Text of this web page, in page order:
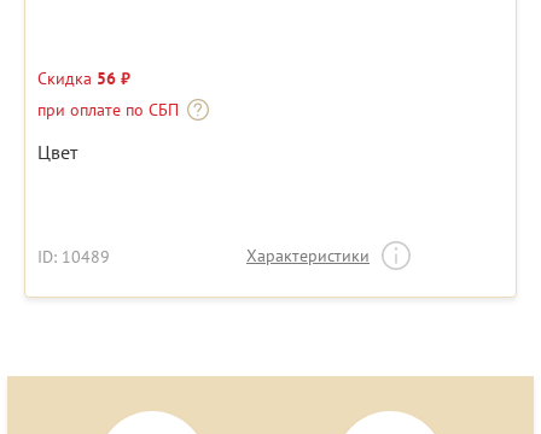
Скидка 56 ₽
при оплате по СБП
Цвет
ID: 10489 Характеристики